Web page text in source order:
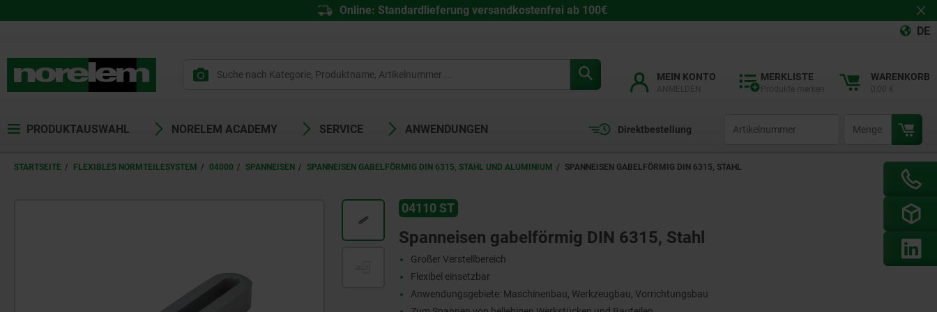
Online: Standardlieferung versandkostenfrei ab 100€
DE
MEIN KONTO MERKLISTE WARENKORB
PRODUKTAUSWAHL NORELEM ACADEMY SERVICE ANWENDUNGEN Direktbestellung
STARTSEITE FLEXIBLES NORMTEILESYSTEM 04000 SPANNEISEN SPANNEISEN GABELFÖRMIG DIN 6315, STAHL UND ALUMINIUM SPANNEISEN GABELFÖRMIG DIN 6315, STAHL
04110 ST
Spanneisen gabelförmig DIN 6315, Stahl
Großer Verstellbereich
Flexibel einsetzbar
Anwendungsgebiete: Maschinenbau, Werkzeugbau, Vorrichtungsbau